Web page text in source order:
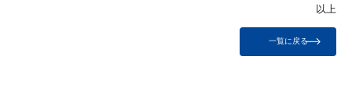
以上
一覧に戻る